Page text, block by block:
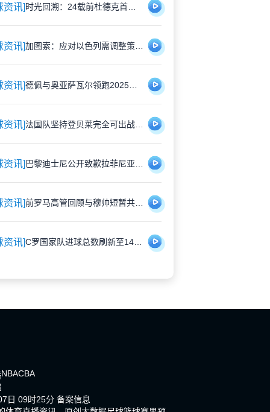
资讯]
资讯]
资讯]
资讯]
资讯]
资讯]
资讯]
NBACBA
日 09时25分 备案信息